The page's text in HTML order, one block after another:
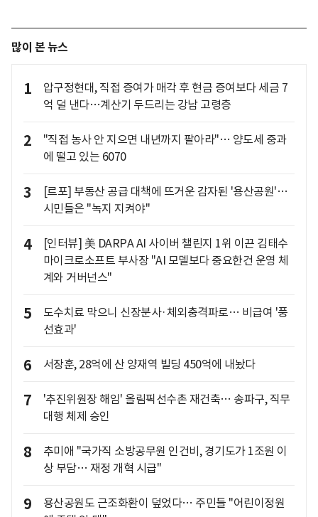
많이 본 뉴스
1
압구정현대, 직접 증여가 매각 후 현금 증여보다 세금 7
억 덜 낸다…계산기 두드리는 강남 고령층
2
"직접 농사 안 지으면 내년까지 팔아라"… 양도세 중과
에 떨고 있는 6070
3
[르포] 부동산 공급 대책에 뜨거운 감자된 '용산공원'…
시민들은 "녹지 지켜야"
4
[인터뷰] 美 DARPA AI 사이버 챌린지 1위 이끈 김태수
마이크로소프트 부사장 "AI 모델보다 중요한건 운영 체
계와 거버넌스"
5
도수치료 막으니 신장분사·체외충격파로… 비급여 '풍
선효과'
6 서장훈, 28억에 산 양재역 빌딩 450억에 내놨다
7
'추진위원장 해임' 올림픽선수촌 재건축… 송파구, 직무
대행 체제 승인
8
추미애 "국가직 소방공무원 인건비, 경기도가 1조원 이
상 부담… 재정 개혁 시급"
9
용산공원도 근조화환이 덮었다… 주민들 "어린이정원